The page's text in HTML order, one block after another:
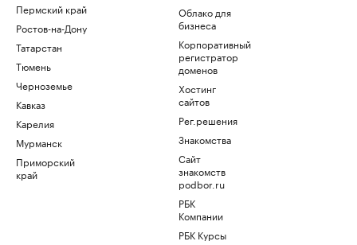
Пермский край
Ростов-на-Дону
Татарстан
Тюмень
Черноземье
Кавказ
Карелия
Мурманск
Приморский
край
Облако для
бизнеса
Корпоративный
регистратор
доменов
Хостинг
сайтов
Рег.решения
Знакомства
Сайт
знакомств
podbor.ru
РБК
Компании
РБК Курсы